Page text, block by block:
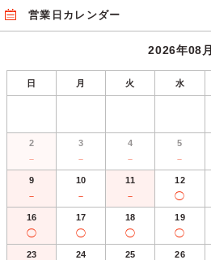
営業日カレンダー
2026年08月
日 月 火 水
2
－
3
－
4
－
5
－
9
－
10
－
11
－
12
◯
16
◯
17
◯
18
◯
19
◯
23 24 25 26